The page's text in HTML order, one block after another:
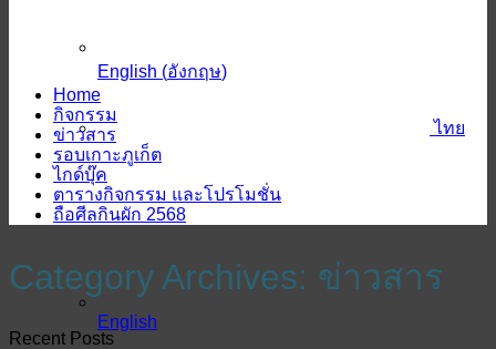
ไทย
English
English (อังกฤษ)
Home
กิจกรรม
ข่าวสาร
รอบเกาะภูเก็ต
ไกด์บุ๊ค
ตารางกิจกรรม และโปรโมชั่น
ถือศีลกินผัก 2568
Category Archives: ข่าวสาร
Recent Posts